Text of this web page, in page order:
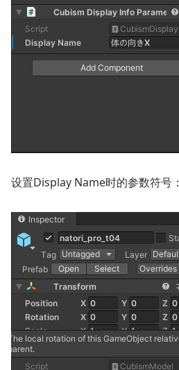
设置Display Name时的参数符号：